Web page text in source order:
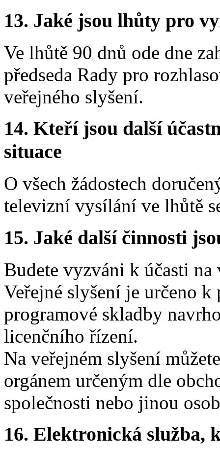
13. Jaké jsou lhůty pro
Ve lhůtě 90 dnů ode dne
předseda Rady pro
veřejného slyšení.
14. Kteří jsou další
situace
O všech žádostech
televizní vysílání ve lhůtě
15. Jaké další činnosti
Budete vyzváni k účasti na
Veřejné slyšení je určeno
programové skladby
licenčního řízení.
Na veřejném slyšení
orgánem určeným dle
společnosti nebo jinou
16. Elektronická služba,